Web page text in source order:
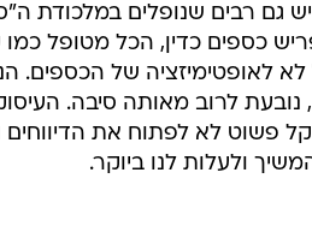
יש גם רבים שנופלים במלכודת
כספים כדין, הכל מטופל
לא לאופטימיזציה של הכספים.
לרוב מאותה סיבה.
פשוט לא לפתוח את
ולעלות לנו ביוקר.